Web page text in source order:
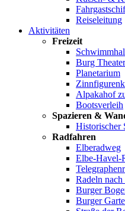
Reiseleitung
Aktivitäten
Freizeit
Burg Theater
Planetarium
Alpakahof
Bootsverleih
Spazieren &
Historischer
Radfahren
Elberadweg
Elbe-Havel-
Radeln nach
Burger
Burger